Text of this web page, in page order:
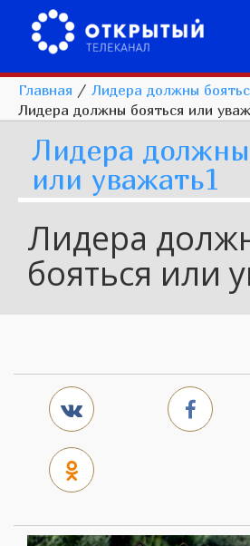
Главная / Лидера должны
Лидера должны бояться или
Лидера должны
или уважать1
Лидера
бояться или